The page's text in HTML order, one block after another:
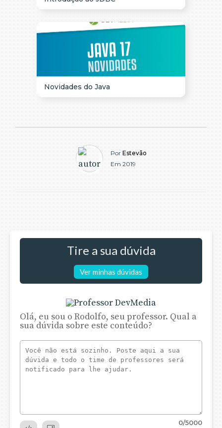
Novidades do Java
Por Estevão
Em 2019
Tire a sua dúvida
Ver minhas dúvidas
Olá, eu sou o Rodolfo, seu professor. Qual a
sua dúvida sobre este conteúdo?
0/5000